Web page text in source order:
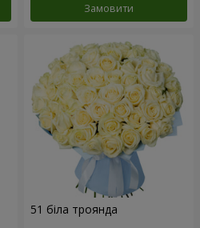
Замовити
51 біла троянда